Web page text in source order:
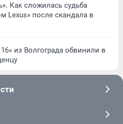
Как сложилась судьба
Lexus» после скандала в
из Волгограда обвинили в